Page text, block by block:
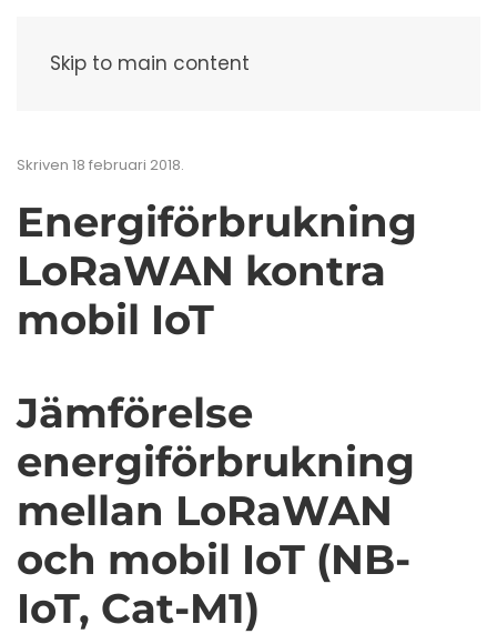
Skip to main content
Skriven 18 februari 2018.
Energiförbrukning
LoRaWAN kontra
mobil IoT
Jämförelse
energiförbrukning
mellan LoRaWAN
och mobil IoT (NB-
IoT, Cat-M1)